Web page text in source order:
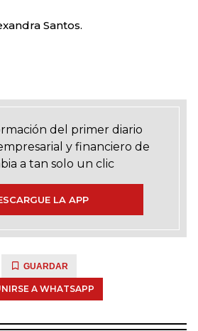
Santos.
del primer diario
y financiero de
a tan solo un clic
LA APP
GUARDAR
A WHATSAPP